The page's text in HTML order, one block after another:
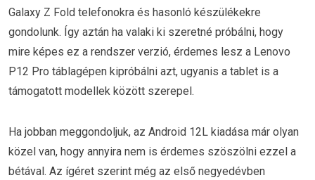
Galaxy Z Fold telefonokra és hasonló készülékekre
gondolunk. Így aztán ha valaki ki szeretné próbálni, hogy
mire képes ez a rendszer verzió, érdemes lesz a Lenovo
P12 Pro táblagépen kipróbálni azt, ugyanis a tablet is a
támogatott modellek között szerepel.
Ha jobban meggondoljuk, az Android 12L kiadása már olyan
közel van, hogy annyira nem is érdemes szöszölni ezzel a
bétával. Az ígéret szerint még az első negyedévben